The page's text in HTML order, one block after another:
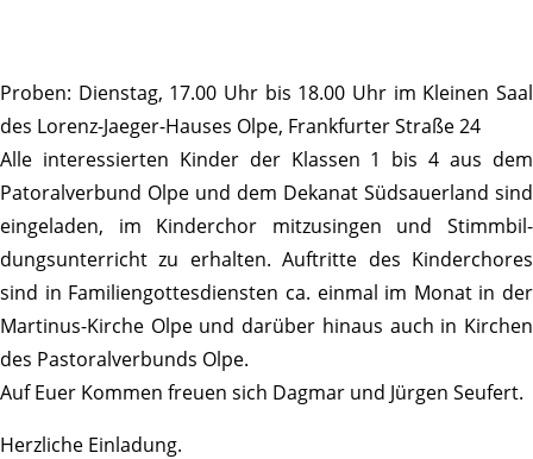
Proben: Dienstag, 17.00 Uhr bis 18.00 Uhr im Kleinen Saal
des Lorenz-Jaeger-Hauses Olpe, Frank­furter Straße 24
Alle inter­es­sierten Kinder der Klassen 1 bis 4 aus dem
Patoral­ver­bund Olpe und dem Dekanat Südsauer­land sind
einge­laden, im Kinder­chor mitzu­singen und Stimm­bil­
dungs­un­ter­richt zu erhalten. Auftritte des Kinder­chores
sind in Fami­li­en­got­tes­diensten ca. einmal im Monat in der
Martinus-Kirche Olpe und darüber hinaus auch in Kirchen
des Pasto­ral­ver­bunds Olpe.
Auf Euer Kommen freuen sich Dagmar und Jürgen Seufert.
Herz­liche Einladung.